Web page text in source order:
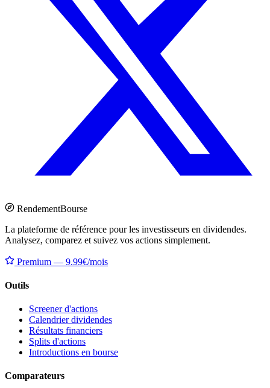
RendementBourse
La plateforme de référence pour les investisseurs en dividendes.
Analysez, comparez et suivez vos actions simplement.
Premium — 9.99€/mois
Outils
Screener d'actions
Calendrier dividendes
Résultats financiers
Splits d'actions
Introductions en bourse
Comparateurs